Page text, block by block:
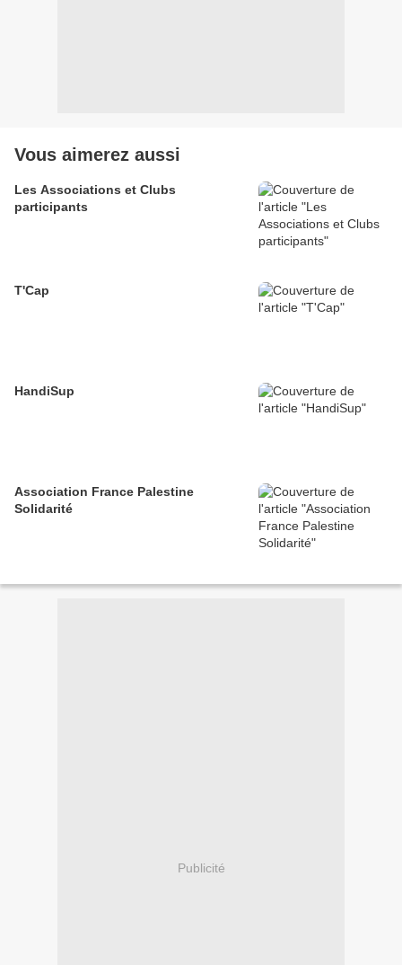
Vous aimerez aussi
Les Associations et Clubs
participants
T'Cap
HandiSup
Association France Palestine
Solidarité
Publicité